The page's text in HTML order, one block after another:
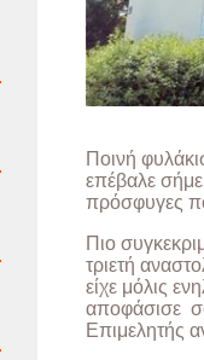
Ποινή
επέβαλε
πρόσφυγες
Πιο
τριετή
είχε μόλις
αποφάσισε
Επιμελητής